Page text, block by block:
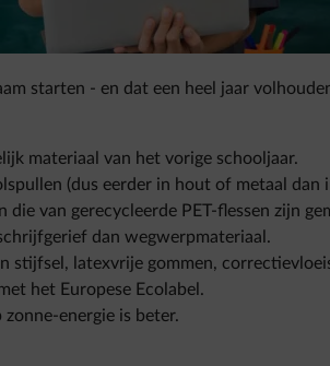
starten - en dat een heel jaar
materiaal van het vorige schooljaar.
(dus eerder in hout of metaal
die van gerecycleerde PET-flessen zijn
dan wegwerpmateriaal.
stijfsel, latexvrije gommen,
het Europese Ecolabel.
zonne-energie is beter.